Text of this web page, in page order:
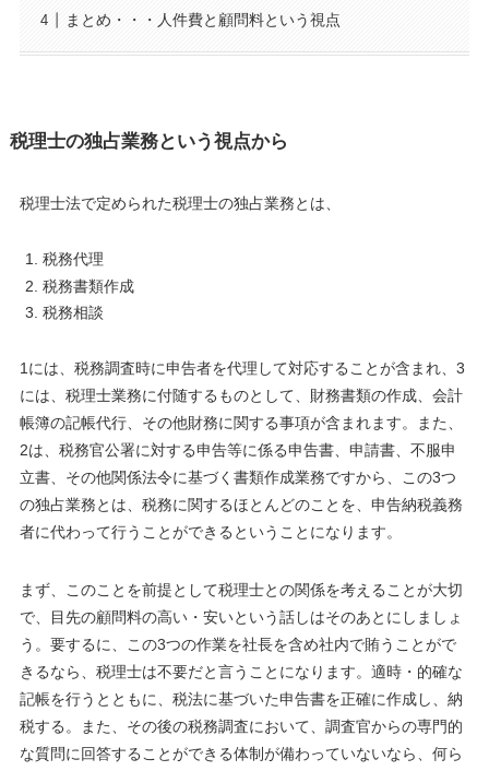
まとめ・・・人件費と顧問料という視点
税理士の独占業務という視点から
税理士法で定められた税理士の独占業務とは、
税務代理
税務書類作成
税務相談
1には、税務調査時に申告者を代理して対応することが含まれ、3
には、税理士業務に付随するものとして、財務書類の作成、会計
帳簿の記帳代行、その他財務に関する事項が含まれます。また、
2は、税務官公署に対する申告等に係る申告書、申請書、不服申
立書、その他関係法令に基づく書類作成業務ですから、この3つ
の独占業務とは、税務に関するほとんどのことを、申告納税義務
者に代わって行うことができるということになります。
まず、このことを前提として税理士との関係を考えることが大切
で、目先の顧問料の高い・安いという話しはそのあとにしましょ
う。要するに、この3つの作業を社長を含め社内で賄うことがで
きるなら、税理士は不要だと言うことになります。適時・的確な
記帳を行うとともに、税法に基づいた申告書を正確に作成し、納
税する。また、その後の税務調査において、調査官からの専門的
な質問に回答することができる体制が備わっていないなら、何ら